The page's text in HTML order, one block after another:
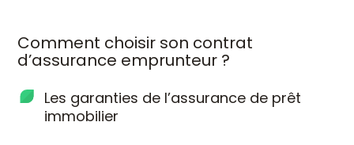
Comment choisir son contrat
d’assurance emprunteur ?
Les garanties de l’assurance de prêt
immobilier